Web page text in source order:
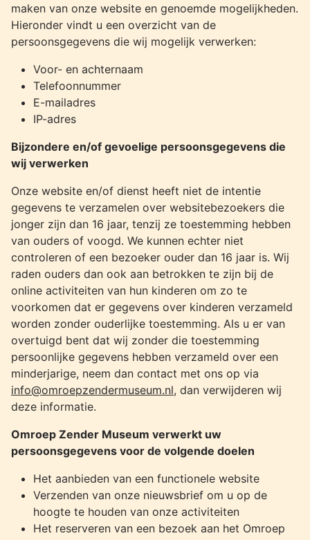
maken van onze website en genoemde mogelijkheden.
Hieronder vindt u een overzicht van de
persoonsgegevens die wij mogelijk verwerken:
Voor- en achternaam
Telefoonnummer
E-mailadres
IP-adres
Bijzondere en/of gevoelige persoonsgegevens die
wij verwerken
Onze website en/of dienst heeft niet de intentie
gegevens te verzamelen over websitebezoekers die
jonger zijn dan 16 jaar, tenzij ze toestemming hebben
van ouders of voogd. We kunnen echter niet
controleren of een bezoeker ouder dan 16 jaar is. Wij
raden ouders dan ook aan betrokken te zijn bij de
online activiteiten van hun kinderen om zo te
voorkomen dat er gegevens over kinderen verzameld
worden zonder ouderlijke toestemming. Als u er van
overtuigd bent dat wij zonder die toestemming
persoonlijke gegevens hebben verzameld over een
minderjarige, neem dan contact met ons op via
info@omroepzendermuseum.nl, dan verwijderen wij
deze informatie.
Omroep Zender Museum verwerkt uw
persoonsgegevens voor de volgende doelen
Het aanbieden van een functionele website
Verzenden van onze nieuwsbrief om u op de
hoogte te houden van onze activiteiten
Het reserveren van een bezoek aan het Omroep